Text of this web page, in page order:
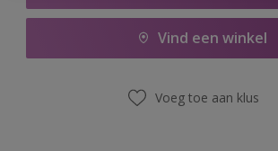
Vind een winkel
Voeg toe aan klus